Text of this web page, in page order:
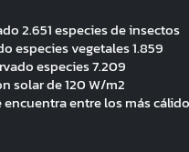
2.651 especies de insectos
especies vegetales 1.859
especies 7.209
solar de 120 W/m2
encuentra entre los más